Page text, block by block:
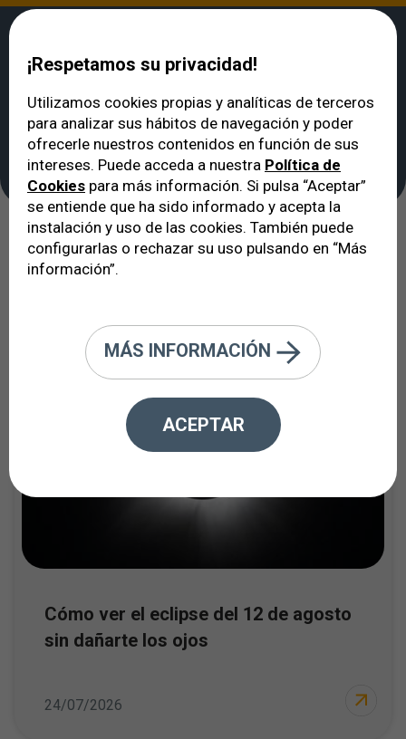
VERTE
Noticias
Ver todas
Cómo ver el eclipse del 12 de agosto
sin dañarte los ojos
24/07/2026
¡Respetamos su privacidad!
Utilizamos cookies propias y analíticas de terceros
para analizar sus hábitos de navegación y poder
ofrecerle nuestros contenidos en función de sus
intereses. Puede acceda a nuestra Política de
Cookies para más información. Si pulsa “Aceptar”
se entiende que ha sido informado y acepta la
instalación y uso de las cookies. También puede
configurarlas o rechazar su uso pulsando en “Más
información”.
MÁS INFORMACIÓN
ACEPTAR